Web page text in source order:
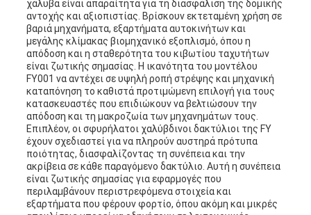
χάλυβα είναι απαραίτητα για τη διασφάλιση της δομικής
αντοχής και αξιοπιστίας. Βρίσκουν εκτεταμένη χρήση σε
βαριά μηχανήματα, εξαρτήματα αυτοκινήτων και
μεγάλης κλίμακας βιομηχανικό εξοπλισμό, όπου η
απόδοση και η σταθερότητα του κιβωτίου ταχυτήτων
είναι ζωτικής σημασίας. Η ικανότητα του μοντέλου
FY001 να αντέχει σε υψηλή ροπή στρέψης και μηχανική
καταπόνηση το καθιστά προτιμώμενη επιλογή για τους
κατασκευαστές που επιδιώκουν να βελτιώσουν την
απόδοση και τη μακροζωία των μηχανημάτων τους.
Επιπλέον, οι σφυρήλατοι χαλύβδινοι δακτύλιοι της FY
έχουν σχεδιαστεί για να πληρούν αυστηρά πρότυπα
ποιότητας, διασφαλίζοντας τη συνέπεια και την
ακρίβεια σε κάθε παραγόμενο δακτύλιο. Αυτή η συνέπεια
είναι ζωτικής σημασίας για εφαρμογές που
περιλαμβάνουν περιστρεφόμενα στοιχεία και
εξαρτήματα που φέρουν φορτίο, όπου ακόμη και μικρές